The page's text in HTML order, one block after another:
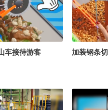
车接待游客 加装钢条